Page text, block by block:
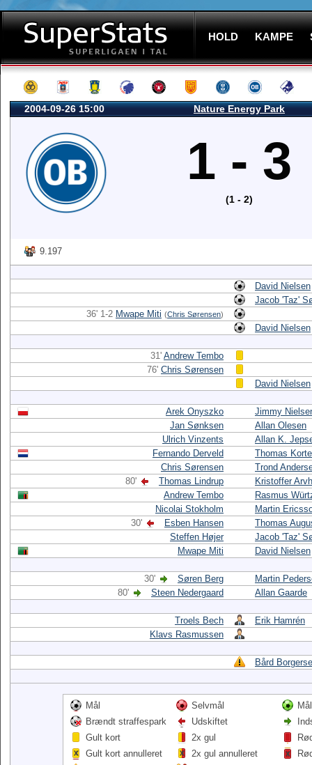
HOLD KAMPE
2004-09-26 15:00 Nature Energy Park
1 - 3
(1 - 2)
9.197
David Nielsen
Jacob 'Taz'
36' 1-2 Mwape Miti (Chris Sørensen)
David Nielsen
31' Andrew Tembo
76' Chris Sørensen
David Nielsen
Arek Onyszko
Jimmy
Jan Sønksen
Allan Olesen
Ulrich Vinzents
Allan K.
Fernando Derveld
Thomas
Chris Sørensen
Trond
80'
Thomas Lindrup
Kristoffer
Andrew Tembo
Rasmus
Nicolai Stokholm
Martin
30'
Esben Hansen
Thomas
Steffen Højer
Jacob 'Taz'
Mwape Miti
David Nielsen
30' Søren Berg
Martin
80'
Steen Nedergaard Allan Gaarde
Troels Bech
Erik Hamrén
Klavs Rasmussen
Bård
Mål Selvmål
Brændt straffespark
Udskiftet
Gult kort
2x gul
Gult kort annulleret
2x gul annulleret